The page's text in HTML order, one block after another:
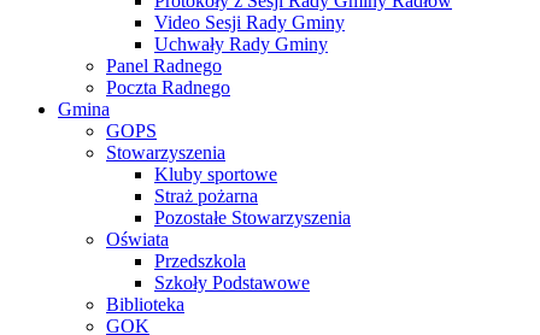
Video Sesji Rady Gminy
Uchwały Rady Gminy
Panel Radnego
Poczta Radnego
Gmina
GOPS
Stowarzyszenia
Kluby sportowe
Straż pożarna
Pozostałe Stowarzyszenia
Oświata
Przedszkola
Szkoły Podstawowe
Biblioteka
GOK